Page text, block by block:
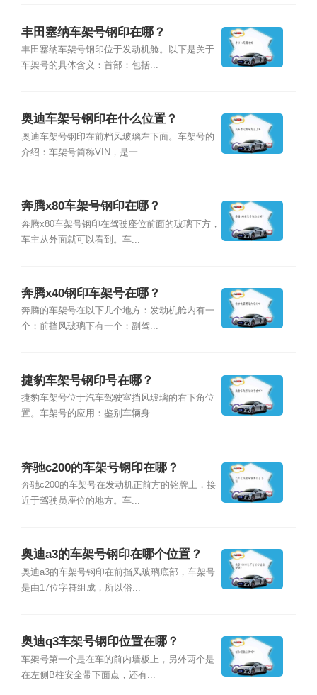
丰田塞纳车架号钢印在哪？
丰田塞纳车架号钢印位于发动机舱。以下是关于
车架号的具体含义：首部：包括...
奥迪车架号钢印在什么位置？
奥迪车架号钢印在前档风玻璃左下面。车架号的
介绍：车架号简称VIN，是一...
奔腾x80车架号钢印在哪？
奔腾x80车架号钢印在驾驶座位前面的玻璃下方，
车主从外面就可以看到。车...
奔腾x40钢印车架号在哪？
奔腾的车架号在以下几个地方：发动机舱内有一
个；前挡风玻璃下有一个；副驾...
捷豹车架号钢印号在哪？
捷豹车架号位于汽车驾驶室挡风玻璃的右下角位
置。车架号的应用：鉴别车辆身...
奔驰c200的车架号钢印在哪？
奔驰c200的车架号在发动机正前方的铭牌上，接
近于驾驶员座位的地方。车...
奥迪a3的车架号钢印在哪个位置？
奥迪a3的车架号钢印在前挡风玻璃底部，车架号
是由17位字符组成，所以俗...
奥迪q3车架号钢印位置在哪？
车架号第一个是在车的前内墙板上，另外两个是
在左侧B柱安全带下面点，还有...